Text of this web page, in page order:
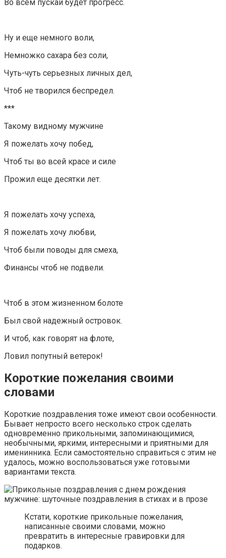
Во всём пускай будет прогресс.
Ну и еще немного воли,
Немножко сахара без соли,
Чуть-чуть серьезных личных дел,
Чтоб не творился беспредел.
***
Такому видному мужчине
Я пожелать хочу побед,
Чтоб ты во всей красе и силе
Прожил еще десятки лет.
Я пожелать хочу успеха,
Я пожелать хочу любви,
Чтоб были поводы для смеха,
Финансы чтоб не подвели.
Чтоб в этом жизненном болоте
Был свой надежный островок.
И чтоб, как говорят на флоте,
Ловил попутный ветерок!
Короткие пожелания своими
словами
Короткие поздравления тоже имеют свои особенности.
Бывает непросто всего несколько строк сделать
одновременно прикольными, запоминающимися,
необычными, яркими, интересными и приятными для
именинника. Если самостоятельно справиться с этим не
удалось, можно воспользоваться уже готовыми
вариантами текста.
Кстати, короткие прикольные пожелания,
написанные своими словами, можно
превратить в интересные гравировки для
подарков.